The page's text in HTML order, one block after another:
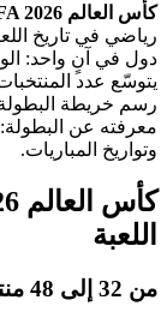
كأس العالم FIFA 2026
رياضي في تاريخ
دول في آنٍ واحد:
رسم خريطة
معرفته عن البطولة:
وتواريخ المباريات.
اللعبة
من 32 إلى 48 منتخباً